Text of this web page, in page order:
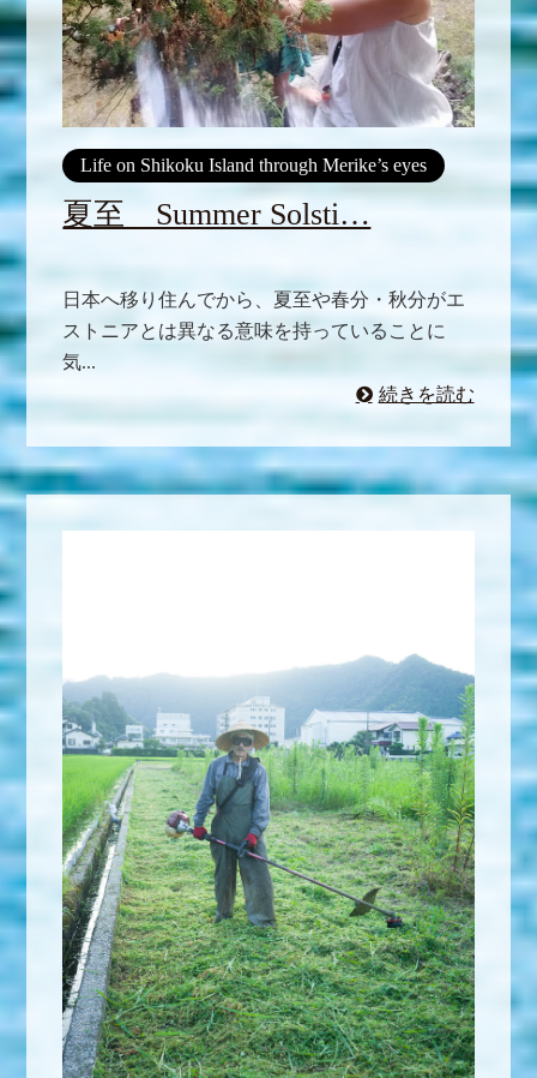
Life on Shikoku Island through Merike’s eyes
夏至 Summer Solsti…
日本へ移り住んでから、夏至や春分・秋分がエ
ストニアとは異なる意味を持っていることに
気...
続きを読む